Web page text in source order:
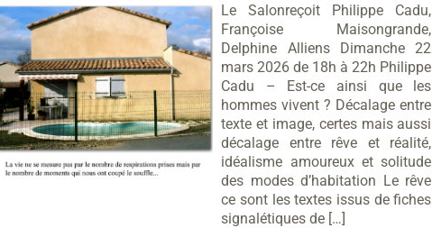
Le Salonreçoit Philippe Cadu,
Françoise Maisongrande,
Delphine Alliens Dimanche 22
mars 2026 de 18h à 22h Philippe
Cadu – Est-ce ainsi que les
hommes vivent ? Décalage entre
texte et image, certes mais aussi
décalage entre rêve et réalité,
idéalisme amoureux et solitude
des modes d’habitation Le rêve
ce sont les textes issus de fiches
signalétiques de […]